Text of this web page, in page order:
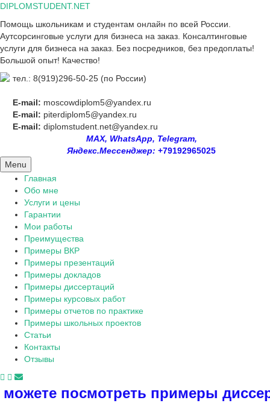
Skip
content
DIPLOMSTUDENT.NET
Помощь школьникам и студентам онлайн по всей России.
Аутсорсинговые услуги для бизнеса на заказ. Консалтинговые
услуги для бизнеса на заказ. Без посредников, без предоплаты!
Большой опыт! Качество!
тел.: 8(919)296-50-25 (по России)
E-mail: moscowdiplom5@yandex.ru
E-mail: piterdiplom5@yandex.ru
E-mail: diplomstudent.net@yandex.ru
MAX, WhatsApp, Telegram,
Яндекс.Мессенджер: +79192965025
Menu
Главная
Обо мне
Услуги и цены
Гарантии
Мои работы
Преимущества
Примеры ВКР
Примеры презентаций
Примеры докладов
Примеры диссертаций
Примеры курсовых работ
Примеры отчетов по практике
Примеры школьных проектов
Статьи
Контакты
Отзывы
примеры диссертаций,